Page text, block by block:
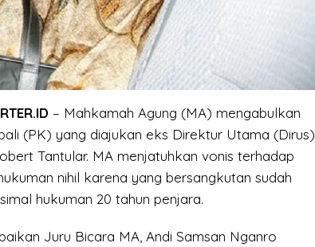
– Mahkamah Agung (MA) mengabulkan
(PK) yang diajukan eks Direktur Utama (Dirus)
Tantular. MA menjatuhkan vonis terhadap
nihil karena yang bersangkutan sudah
hukuman 20 tahun penjara.
Juru Bicara MA, Andi Samsan Nganro